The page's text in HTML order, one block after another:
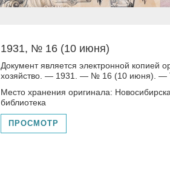
1931, № 16 (10 июня)
Документ является электронной копией
хозяйство. — 1931. — № 16 (10 июня). —
Место хранения оригинала:
библиотека
ПРОСМОТР